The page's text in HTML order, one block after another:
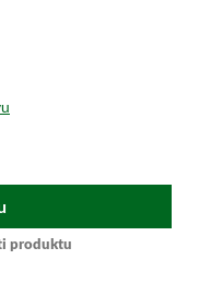
produktu